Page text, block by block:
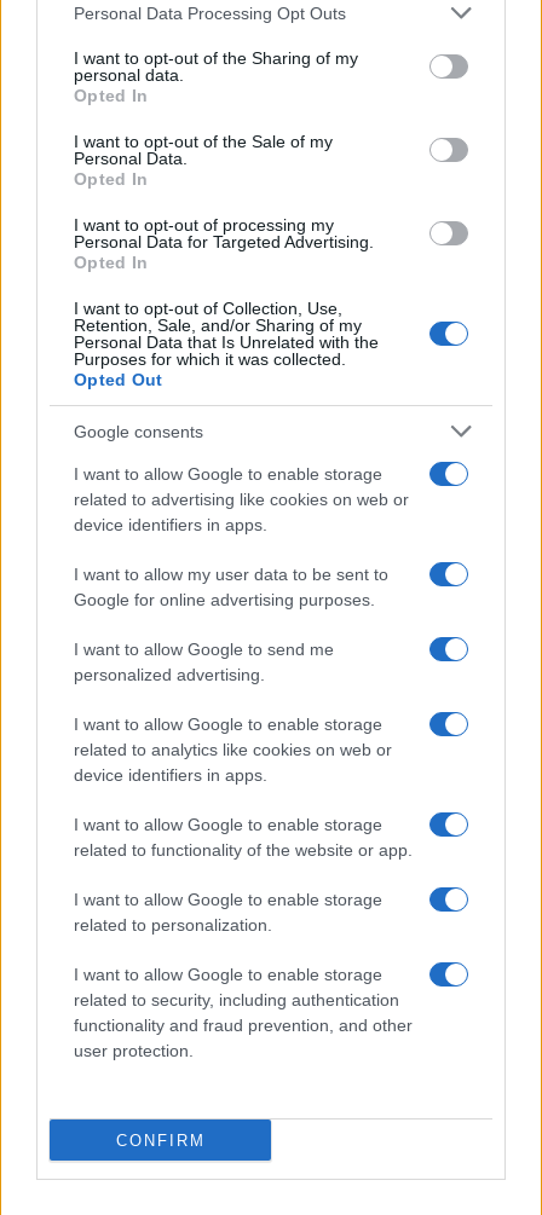
Please note that this website/app uses one or more Google
not limited to your visit or usage behaviour. You may click to
grant or deny consent to Google and its third-party tags to
use your data for below specified purposes in below Google
consent section.
Personal Data Processing Opt Outs
I want to opt-out of the Sharing of my
personal data.
Opted In
I want to opt-out of the Sale of my
Personal Data.
Opted In
I want to opt-out of processing my
Personal Data for Targeted Advertising.
Opted In
I want to opt-out of Collection, Use,
Retention, Sale, and/or Sharing of my
Personal Data that Is Unrelated with the
Purposes for which it was collected.
Opted Out
Google consents
I want to allow Google to enable storage
related to advertising like cookies on web or
device identifiers in apps.
I want to allow my user data to be sent to
Google for online advertising purposes.
I want to allow Google to send me
personalized advertising.
I want to allow Google to enable storage
related to analytics like cookies on web or
device identifiers in apps.
I want to allow Google to enable storage
related to functionality of the website or app.
I want to allow Google to enable storage
related to personalization.
I want to allow Google to enable storage
related to security, including authentication
functionality and fraud prevention, and other
user protection.
CONFIRM
Paolo Pinna
I nostri cari
I nostri cari
I nostri cari
Giovannimaria Cabras
Invia un Comunicato Stampa| Pubblicità Segnala
Vuoi rimanere sempre aggiornato?
Iscriviti alla newsletter di Gallura Oggi e ricevi le nostre
email periodiche contenenti le ultime notizie pubblicate
sul sito web!
Indirizzo email*